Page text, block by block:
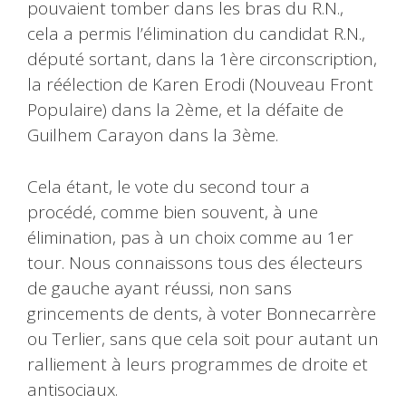
pouvaient tomber dans les bras du R.N.,
cela a permis l’élimination du candidat R.N.,
député sortant, dans la 1ère circonscription,
la réélection de Karen Erodi (Nouveau Front
Populaire) dans la 2ème, et la défaite de
Guilhem Carayon dans la 3ème.
Cela étant, le vote du second tour a
procédé, comme bien souvent, à une
élimination, pas à un choix comme au 1er
tour. Nous connaissons tous des électeurs
de gauche ayant réussi, non sans
grincements de dents, à voter Bonnecarrère
ou Terlier, sans que cela soit pour autant un
ralliement à leurs programmes de droite et
antisociaux.